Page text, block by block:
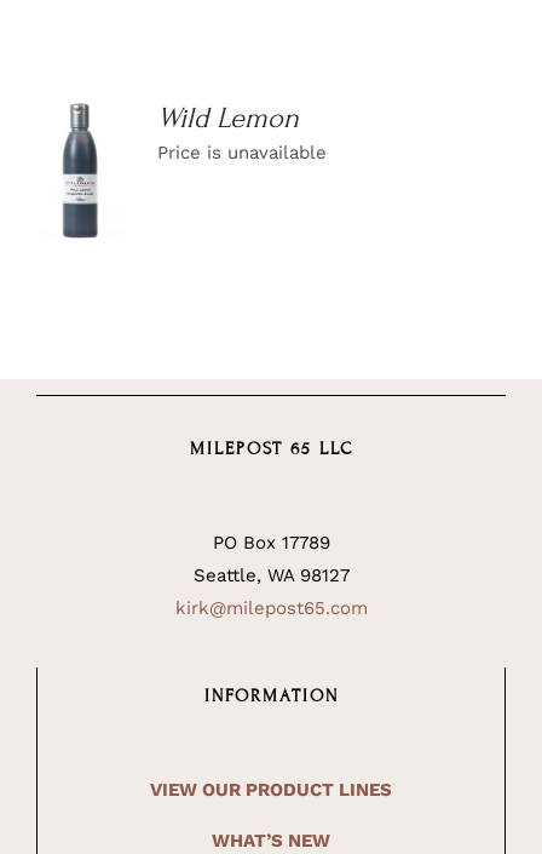
DETAILS
Wild Lemon
Price is unavailable
MILEPOST 65 LLC
PO Box 17789
Seattle, WA 98127
kirk@milepost65.com
INFORMATION
VIEW OUR PRODUCT LINES
WHAT’S NEW